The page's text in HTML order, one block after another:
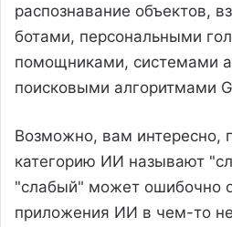
распознавание объектов,
ботами, персональными
помощниками, системами
поисковыми алгоритмами
Возможно, вам интересно,
категорию ИИ называют
"слабый" может ошибочно
приложения ИИ в чем-то